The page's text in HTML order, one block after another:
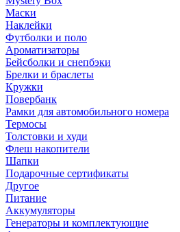
Маски
Наклейки
Футболки и поло
Ароматизаторы
Бейсболки и снепбэки
Брелки и браслеты
Кружки
Повербанк
Рамки для автомобильного номера
Термосы
Толстовки и худи
Флеш накопители
Шапки
Подарочные сертификаты
Другое
Питание
Аккумуляторы
Генераторы и комплектующие